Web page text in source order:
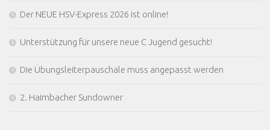
Der NEUE HSV-Express 2026 ist online!
Unterstützung für unsere neue C Jugend gesucht!
Die Übungsleiterpauschale muss angepasst werden
2. Haimbacher Sundowner